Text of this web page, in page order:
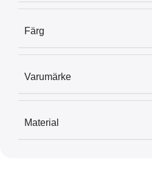
Färg
Varumärke
Material